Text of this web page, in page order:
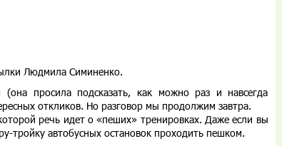
Людмила Симиненко.
(она просила подсказать, как можно раз и навсегда
откликов. Но разговор мы продолжим завтра.
речь идет о «пеших» тренировках. Даже если вы
тройку автобусных остановок проходить пешком.